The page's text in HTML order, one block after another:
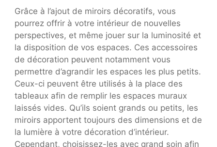
Grâce à l’ajout de miroirs décoratifs, vous
pourrez offrir à votre intérieur de nouvelles
perspectives, et même jouer sur la luminosité et
la disposition de vos espaces. Ces accessoires
de décoration peuvent notamment vous
permettre d’agrandir les espaces les plus petits.
Ceux-ci peuvent être utilisés à la place des
tableaux afin de remplir les espaces muraux
laissés vides. Qu’ils soient grands ou petits, les
miroirs apportent toujours des dimensions et de
la lumière à votre décoration d’intérieur.
Cependant, choisissez-les avec grand soin afin